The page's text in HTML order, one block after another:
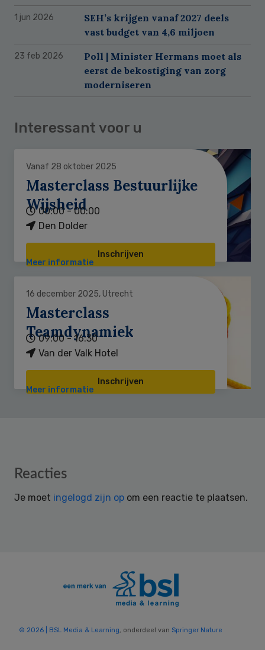
1 jun 2026
SEH’s krijgen vanaf 2027 deels
vast budget van 4,6 miljoen
23 feb 2026
Poll | Minister Hermans moet als
eerst de bekostiging van zorg
moderniseren
Interessant voor u
Vanaf 28 oktober 2025
Masterclass Bestuurlijke
Wijsheid
00:00 - 00:00
Den Dolder
Inschrijven
Meer informatie
16 december 2025, Utrecht
Masterclass
Teamdynamiek
09:00 - 16:30
Van der Valk Hotel
Inschrijven
Meer informatie
Reader
Reacties
Je moet ingelogd zijn op om een reactie te plaatsen.
© 2026 | BSL Media & Learning, onderdeel van Springer Nature